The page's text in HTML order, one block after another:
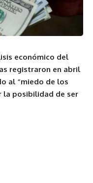
económico del
registraron en abril
al “miedo de los
la posibilidad de ser